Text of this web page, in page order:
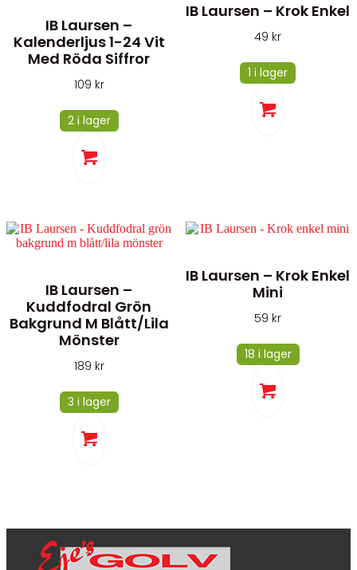
IB Laursen –
Kalenderljus 1-24 Vit
Med Röda Siffror
109 kr
2 i lager
IB Laursen – Krok Enkel
49 kr
1 i lager
IB Laursen –
Kuddfodral Grön
Bakgrund M Blått/lila
Mönster
189 kr
3 i lager
IB Laursen – Krok Enkel
Mini
59 kr
18 i lager